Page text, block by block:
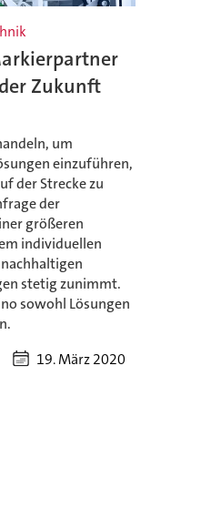
Zukunft
um
einzuführen,
der Strecke zu
der
größeren
individuellen
stetig zunimmt.
sowohl Lösungen
19. März 2020